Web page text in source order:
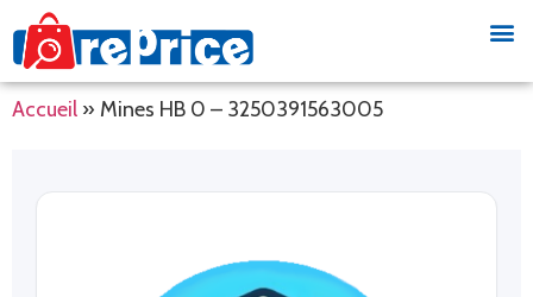
Accueil » Mines HB 0 – 3250391563005